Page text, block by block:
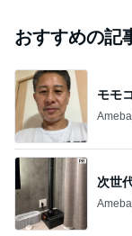
おすすめの記
モモ
次世